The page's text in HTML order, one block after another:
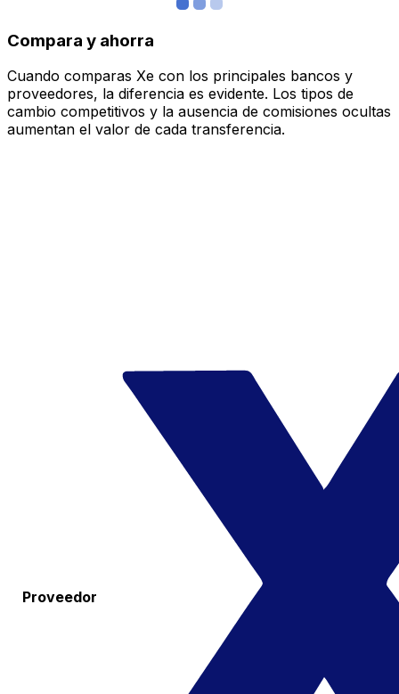
Compara y ahorra
Cuando comparas Xe con los principales bancos y
proveedores, la diferencia es evidente. Los tipos de
cambio competitivos y la ausencia de comisiones ocultas
aumentan el valor de cada transferencia.
Proveedor